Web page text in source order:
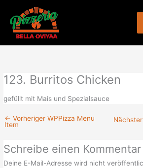
Inhalt
springen
123. Burritos Chicken
gefüllt mit Mais und Spezialsauce
← Vorheriger WPPizza Menu
Item
Schreibe einen Kommentar
Deine E-Mail-Adresse wird nicht